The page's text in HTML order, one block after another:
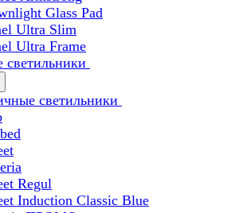
Glass Pad
Ultra Slim
Ultra Frame
светильники
Regul
Induction Classic Blue